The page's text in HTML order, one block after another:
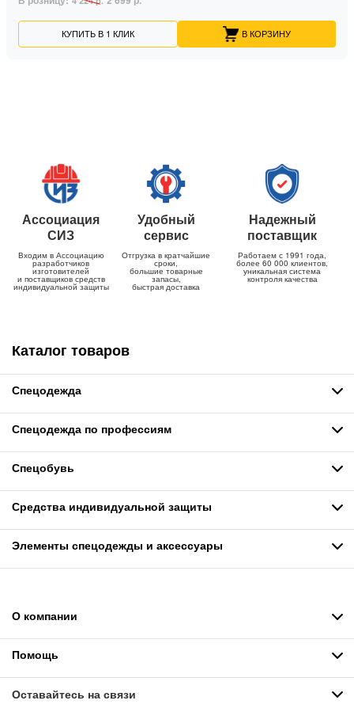
КУПИТЬ В 1 КЛИК В КОРЗИНУ
Ассоциация
СИЗ
Входим в Ассоциацию
разработчиков
изготовителей
и поставщиков средств
индивидуальной защиты
Удобный
сервис
Отгрузка в кратчайшие
сроки,
большие товарные
запасы,
быстрая доставка
Надежный
поставщик
Работаем с 1991 года,
более 60 000 клиентов,
уникальная система
контроля качества
Каталог товаров
Спецодежда
Спецодежда по профессиям
Спецобувь
Средства индивидуальной защиты
Элементы спецодежды и аксессуары
О компании
Помощь
Оставайтесь на связи